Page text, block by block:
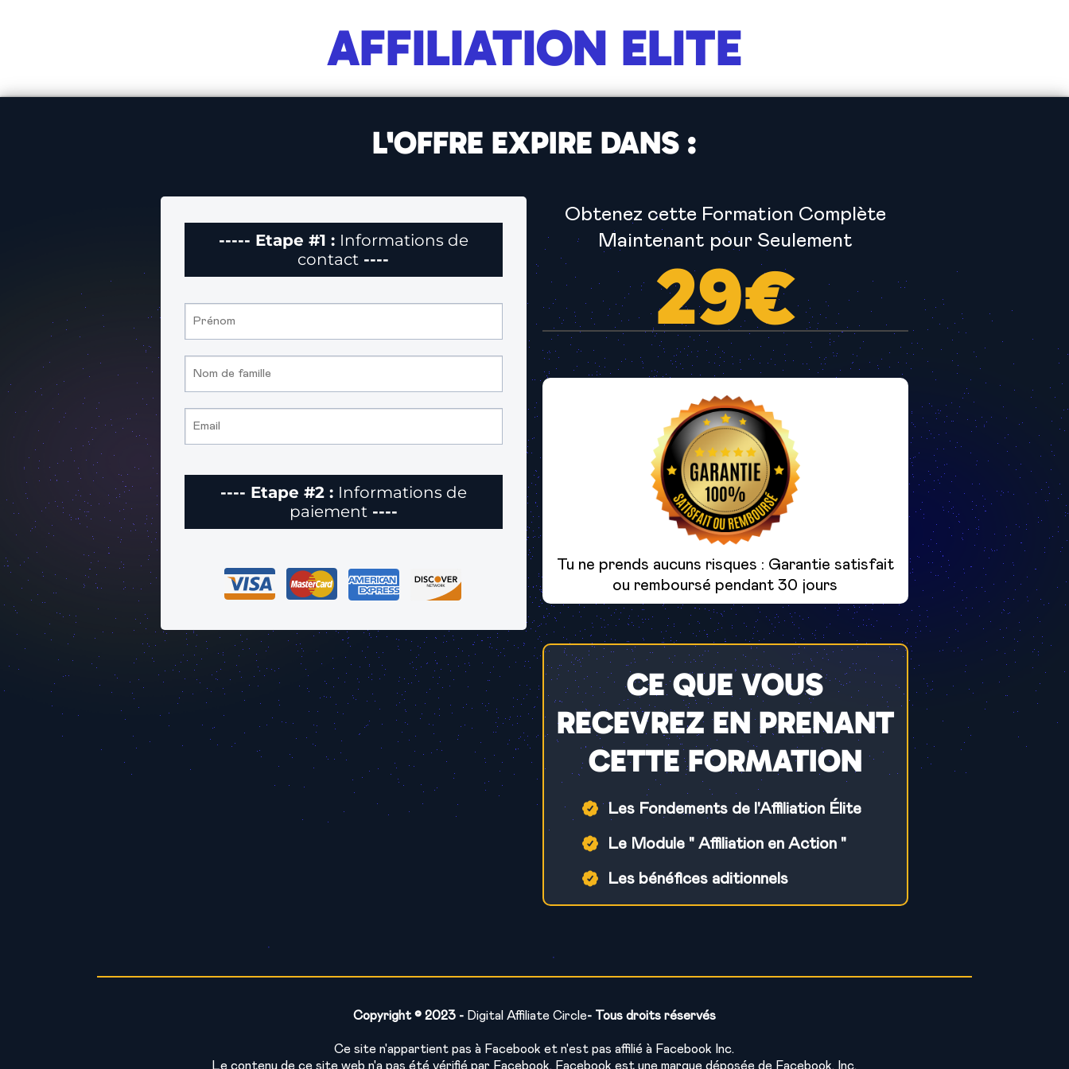
AFFILIATION ELITE
L'OFFRE EXPIRE DANS :
----- Etape #1 : Informations de
contact ----
---- Etape #2 : Informations de
paiement----
Obtenez cette Formation Complète
Maintenant pour Seulement
29€
Tu ne prends aucuns risques : Garantie satisfait
ou remboursé pendant 30 jours
CE QUE VOUS
RECEVREZ EN PRENANT
CETTE FORMATION
Les Fondements de l'Affiliation Élite
Le Module " Affiliation en Action "
Les bénéfices aditionnels
Copyright © 2023 - Digital Affiliate Circle- Tous droits réservés
Ce site n'appartient pas à Facebook et n'est pas affilié à Facebook Inc.
Le contenu de ce site web n'a pas été vérifié par Facebook. Facebook est une marque déposée de Facebook, Inc.